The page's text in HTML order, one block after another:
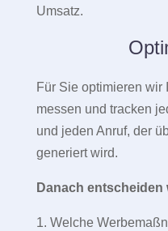
Umsatz.
Für Sie optimieren wir
messen und tracken
und jeden Anruf, der
generiert wird.
Danach entscheiden
1. Welche